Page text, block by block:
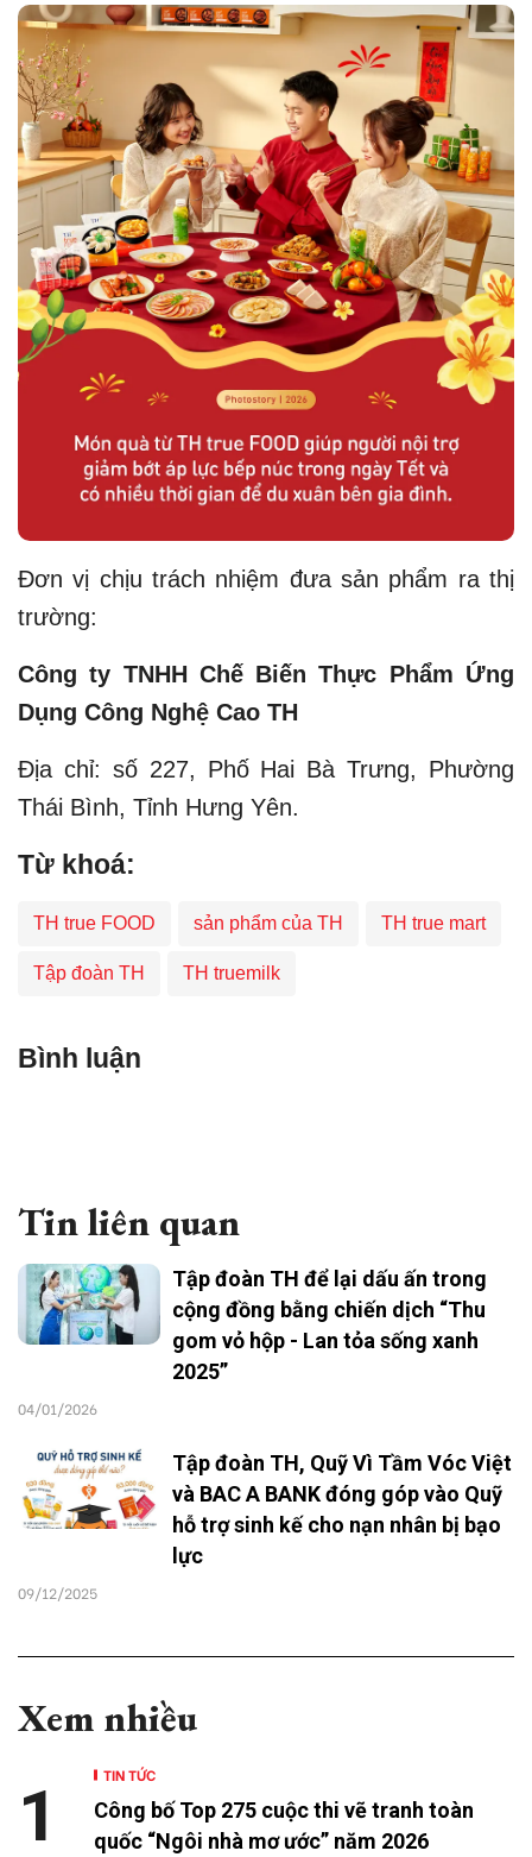
Đơn vị chịu trách nhiệm đưa sản phẩm ra thị
trường:
Công ty TNHH Chế Biến Thực Phẩm Ứng
Dụng Công Nghệ Cao TH
Địa chỉ: số 227, Phố Hai Bà Trưng, Phường
Thái Bình, Tỉnh Hưng Yên.
Từ khoá:
TH true FOOD sản phẩm của TH TH true mart
Tập đoàn TH TH truemilk
Bình luận
Tin liên quan
Tập đoàn TH để lại dấu ấn trong
cộng đồng bằng chiến dịch “Thu
gom vỏ hộp - Lan tỏa sống xanh
2025”
04/01/2026
Tập đoàn TH, Quỹ Vì Tầm Vóc Việt
và BAC A BANK đóng góp vào Quỹ
hỗ trợ sinh kế cho nạn nhân bị bạo
lực
09/12/2025
Xem nhiều
TIN TỨC
Công bố Top 275 cuộc thi vẽ tranh toàn
quốc “Ngôi nhà mơ ước” năm 2026
1